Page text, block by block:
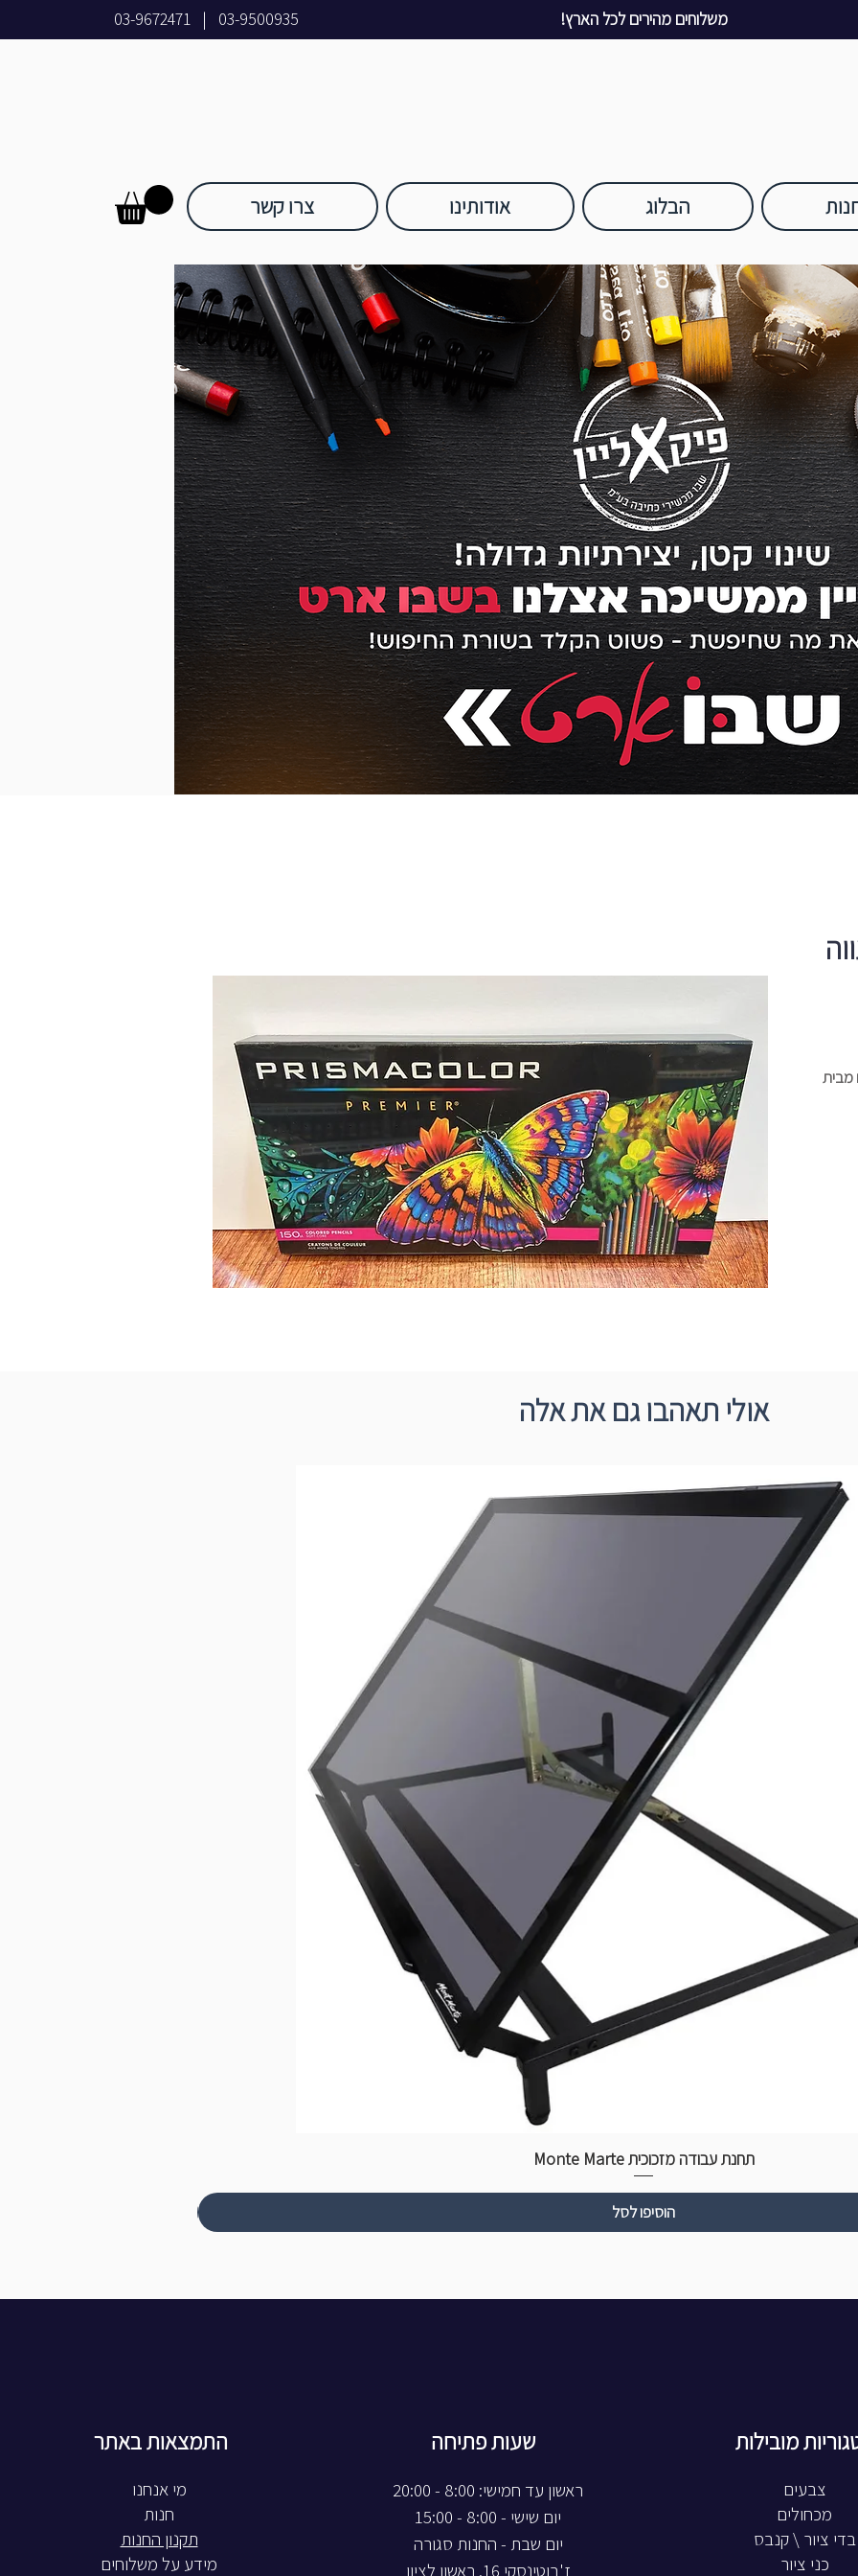
03-9500935
|
03-9672471 משלוחים מהירים לכל הארץ!
הבלוג אודותינו צרו קשר
מבית
אולי תאהבו גם את אלה
תחנת עבודה מזכוכית Monte Marte
הוסיפו לסל
התמצאות באתר
חנות
תקנון החנות
מידע על משלוחים
שעות פתיחה
ראשון עד חמישי: 8:00 - 20:00
יום שישי - 8:00 - 15:00
יום שבת - החנות סגורה
ז'בוטינסקי 16, ראשון לציון
מובילות
צבעים
מכחולים
בדי ציור \ קנבס
כני ציור